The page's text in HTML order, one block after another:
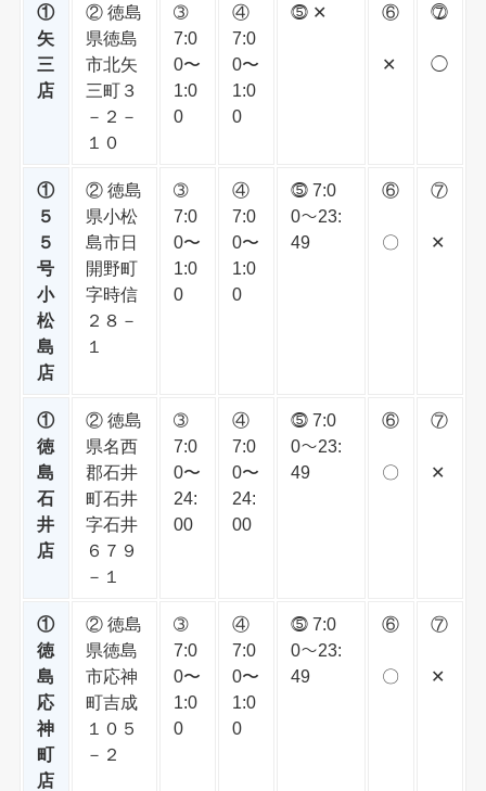
①
矢
三
店
② 徳島
県徳島
市北矢
三町３
－２－
１０
➂
7:0
0〜
1:0
0
④
7:0
0〜
1:0
0
⓹ ✕ ⑥
✕
⓻
◯
①
５
５
号
小
松
島
店
② 徳島
県小松
島市日
開野町
字時信
２８－
１
➂
7:0
0〜
1:0
0
④
7:0
0〜
1:0
0
⓹ 7:0
0〜23:
49
⑥
〇
⑦
✕
①
徳
島
石
井
店
② 徳島
県名西
郡石井
町石井
字石井
６７９
－１
➂
7:0
0〜
24:
00
④
7:0
0〜
24:
00
⓹ 7:0
0〜23:
49
⑥
〇
⑦
✕
①
徳
島
応
神
町
店
② 徳島
県徳島
市応神
町吉成
１０５
－２
➂
7:0
0〜
1:0
0
④
7:0
0〜
1:0
0
⓹ 7:0
0〜23:
49
⑥
〇
⑦
✕